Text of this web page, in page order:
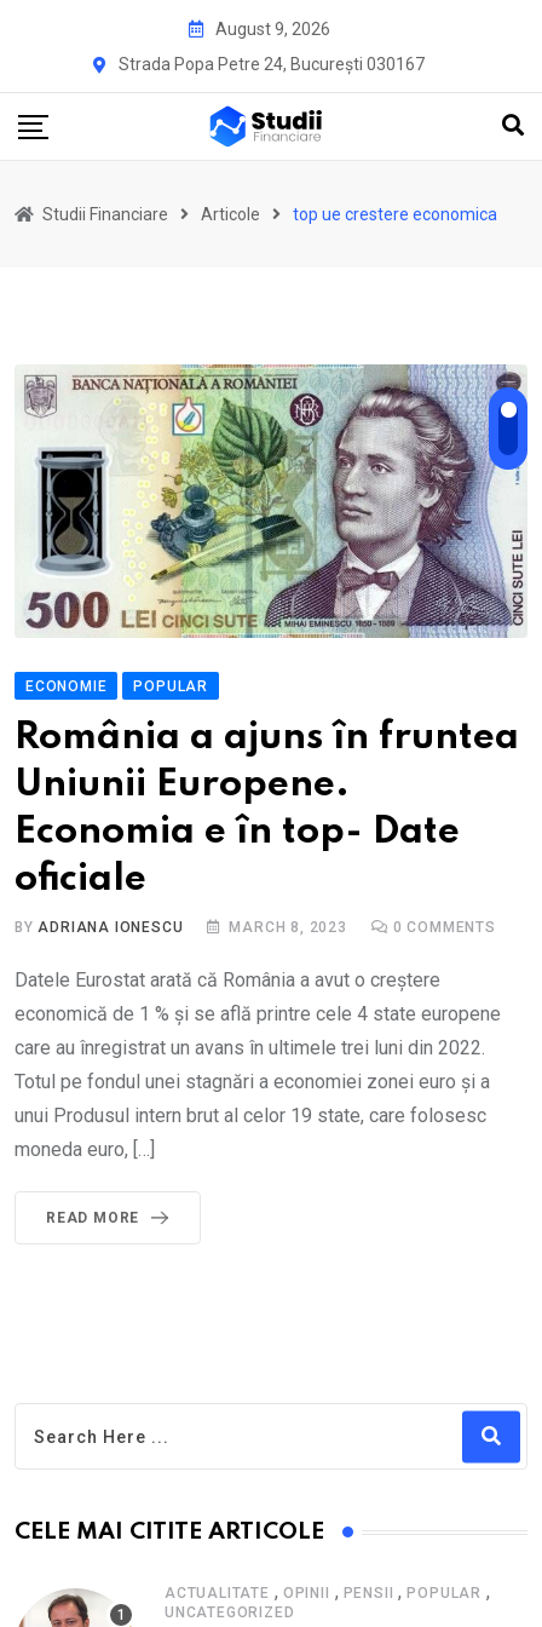
August 9, 2026
Strada Popa Petre 24, București 030167
Studii Financiare Articole top ue crestere economica
ECONOMIE POPULAR
România a ajuns în fruntea
Uniunii Europene.
Economia e în top- Date
oficiale
BYADRIANA IONESCU MARCH 8, 2023 0 COMMENTS
Datele Eurostat arată că România a avut o creștere
economică de 1 % și se află printre cele 4 state europene
care au înregistrat un avans în ultimele trei luni din 2022.
Totul pe fondul unei stagnări a economiei zonei euro și a
unui Produsul intern brut al celor 19 state, care folosesc
moneda euro, […]
READ MORE
CELE MAI CITITE ARTICOLE
ACTUALITATE , OPINII , PENSII ,POPULAR ,
UNCATEGORIZED